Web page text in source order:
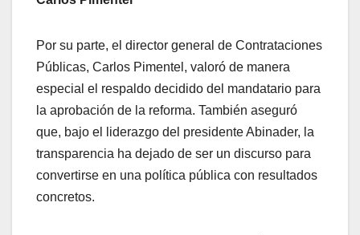
Por su parte, el director general de Contrataciones
Públicas, Carlos Pimentel, valoró de manera
especial el respaldo decidido del mandatario para
la aprobación de la reforma. También aseguró
que, bajo el liderazgo del presidente Abinader, la
transparencia ha dejado de ser un discurso para
convertirse en una política pública con resultados
concretos.